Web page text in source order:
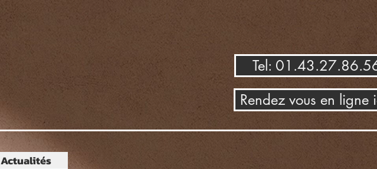
Tel:
Rendez vous en ligne
Actualités